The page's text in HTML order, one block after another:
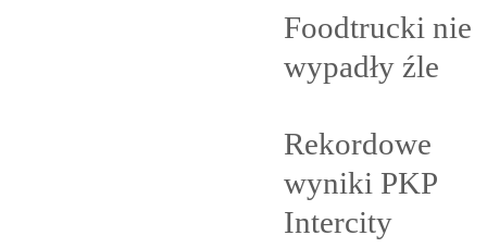
Foodtrucki nie
wypadły źle
Rekordowe
wyniki PKP
Intercity